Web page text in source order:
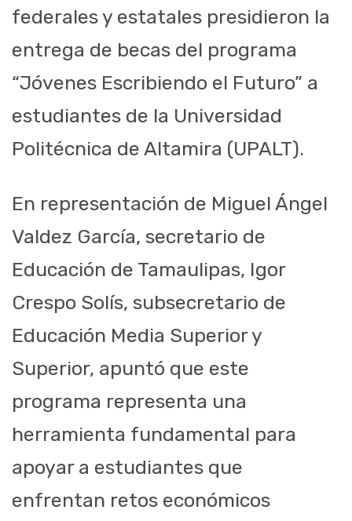
federales y estatales presidieron la
entrega de becas del programa
“Jóvenes Escribiendo el Futuro” a
estudiantes de la Universidad
Politécnica de Altamira (UPALT).
En representación de Miguel Ángel
Valdez García, secretario de
Educación de Tamaulipas, Igor
Crespo Solís, subsecretario de
Educación Media Superior y
Superior, apuntó que este
programa representa una
herramienta fundamental para
apoyar a estudiantes que
enfrentan retos económicos